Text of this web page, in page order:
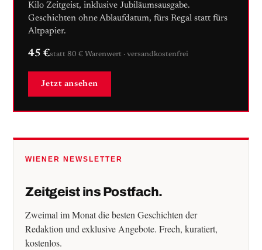
Kilo Zeitgeist, inklusive Jubiläumsausgabe.
Geschichten ohne Ablaufdatum, fürs Regal statt fürs
Altpapier.
45 €statt 80 € Warenwert · versandkostenfrei
Jetzt ansehen
WIENER NEWSLETTER
Zeitgeist ins Postfach.
Zweimal im Monat die besten Geschichten der
Redaktion und exklusive Angebote. Frech, kuratiert,
kostenlos.